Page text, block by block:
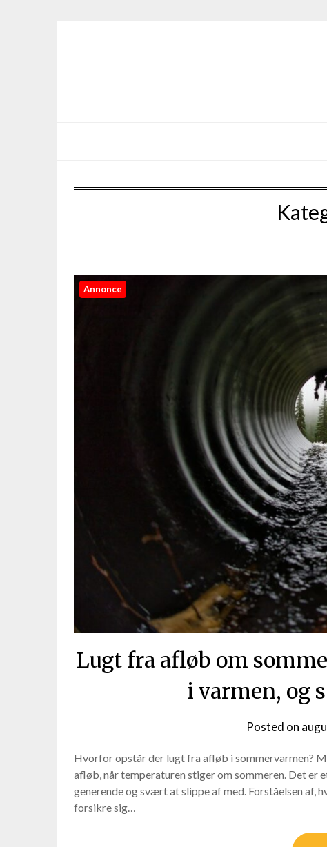
Annonce
Lugt fra afløb om
i varmen, og
Posted on
Hvorfor opstår der lugt fra afløb i sommervarmen?
afløb, når temperaturen stiger om sommeren. Det er
generende og svært at slippe af med. Forståelsen
forsikre sig…